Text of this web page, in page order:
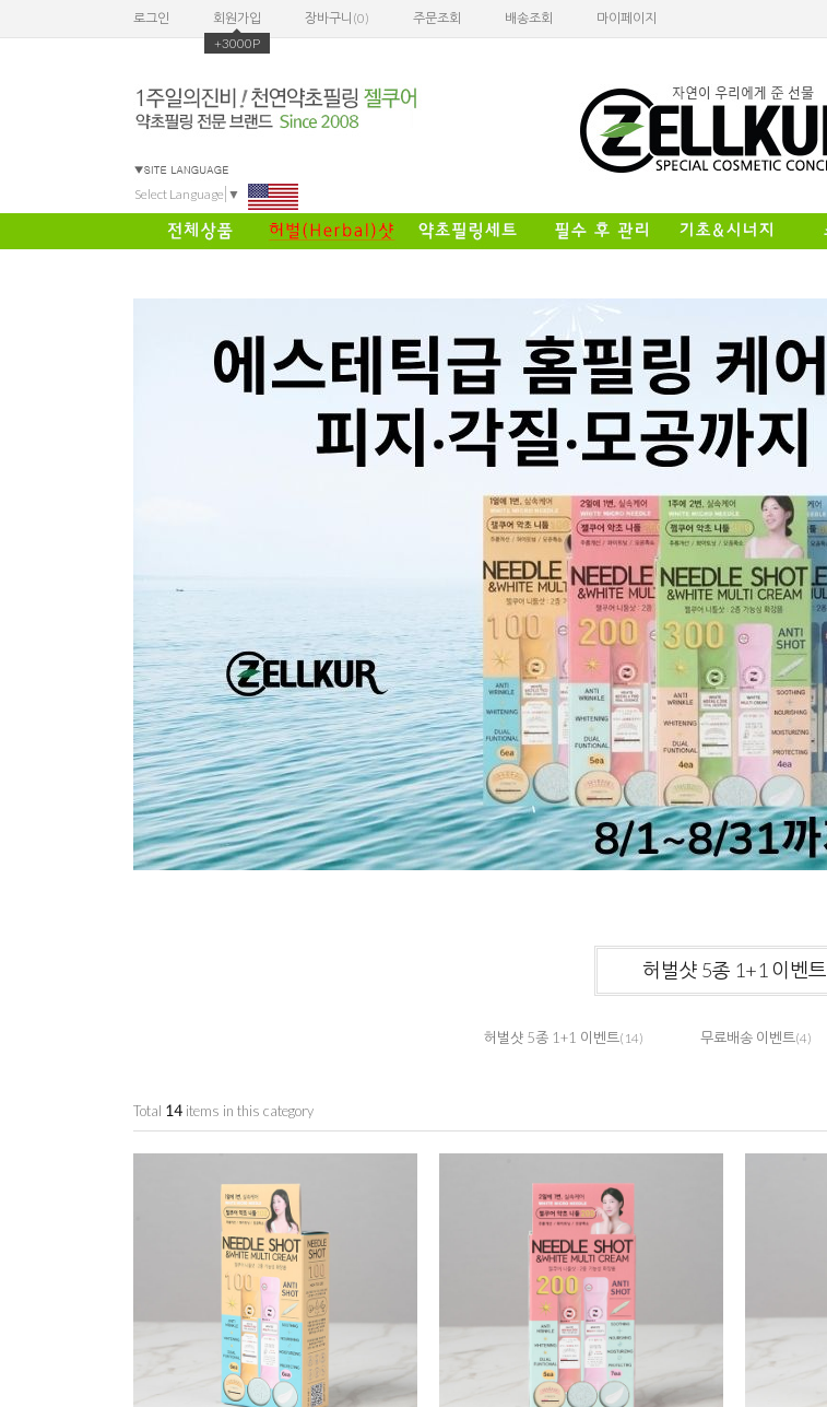
Select Language ▼
로그인
회원가입
+3000P
장바구니(0) 주문조회 배송조회 마이페이지
허벌샷 5종 1+1 이벤트
허벌샷 5종 1+1 이벤트(14) 무료배송 이벤트(4)
Total 14 items in this category